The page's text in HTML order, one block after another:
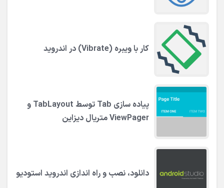
کار با ویبره (Vibrate) در اندروید
پیاده سازی Tab توسط TabLayout و
ViewPager متریال دیزاین
دانلود، نصب و راه اندازی اندروید استودیو